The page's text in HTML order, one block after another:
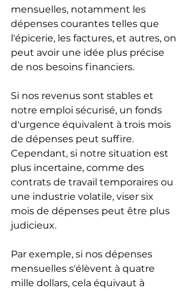
mensuelles, notamment les
dépenses courantes telles que
l'épicerie, les factures, et autres, on
peut avoir une idée plus précise
de nos besoins financiers.
Si nos revenus sont stables et
notre emploi sécurisé, un fonds
d'urgence équivalent à trois mois
de dépenses peut suffire.
Cependant, si notre situation est
plus incertaine, comme des
contrats de travail temporaires ou
une industrie volatile, viser six
mois de dépenses peut être plus
judicieux.
Par exemple, si nos dépenses
mensuelles s'élèvent à quatre
mille dollars, cela équivaut à